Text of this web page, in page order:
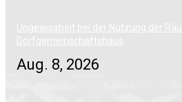
Ungewissheit bei der Nutzung der
Dorfgemeinschaftshaus
Aug. 8, 2026